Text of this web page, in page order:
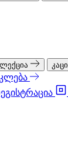
კაცი